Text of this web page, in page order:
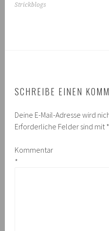
Strickblogs
SCHREIBE EINEN
Deine E-Mail-Adresse wird
Erforderliche Felder sind mit *
Kommentar
*